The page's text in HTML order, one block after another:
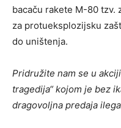
bacaču rakete M-80
za protueksplozijsku
do uništenja.
Pridružite nam se u
tragedija“ kojom je bez
dragovoljna predaja